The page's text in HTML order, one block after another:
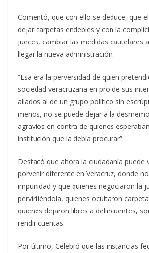
Comentó, que con ello se deduce, que
dejar carpetas endebles y con la
jueces, cambiar las medidas cautelares
llegar la nueva administración.
“Esa era la perversidad de quien
sociedad veracruzana en pro de sus
aliados al de un grupo político sin
menos, no se puede dejar a la
agravios en contra de quienes
institución que la debía procurar”.
Destacó que ahora la ciudadanía puede
porvenir diferente en Veracruz, donde
impunidad y que quienes negociaron la
pervirtiéndola, quienes ocultaron
quienes dejaron libres a delincuentes,
rendir cuentas.
Por último, Celebró que las instancias